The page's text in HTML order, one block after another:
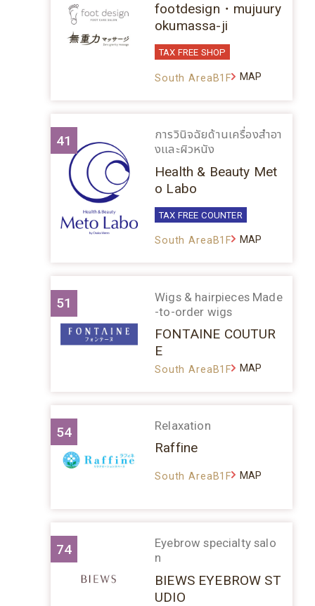
footdesign・mujuury
okumassa-ji
TAX FREE SHOP
South AreaB1F MAP
41
การวินิจฉัยด้านเครื่องสำอา
งและผิวหนัง
Health & Beauty Met
o Labo
TAX FREE COUNTER
South AreaB1F MAP
51
Wigs & hairpieces Made
-to-order wigs
FONTAINE COUTUR
E
South AreaB1F MAP
54 Relaxation
Raffine
South AreaB1F MAP
74
Eyebrow specialty salo
n
BIEWS EYEBROW ST
UDIO